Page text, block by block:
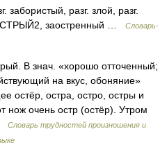
разг. злой, разг.
заостренный …
Словарь-
В знач. «хорошо отточенный;
на вкус, обоняние»
остёр, остра, остро, остры и
нож очень остр (остёр). Утром
Словарь трудностей произношения и